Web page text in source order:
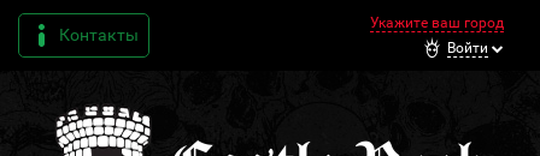
Контакты
Укажите ваш город
Войти